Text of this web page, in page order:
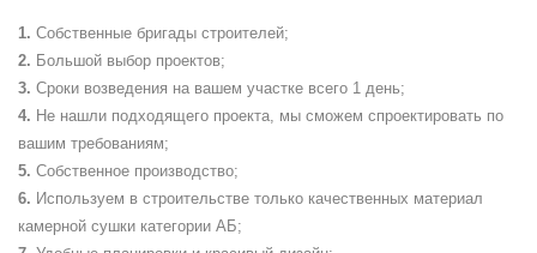
Собственные бригады строителей;
Большой выбор проектов;
Сроки возведения на вашем участке всего 1 день;
Не нашли подходящего проекта, мы сможем спроектировать по
вашим требованиям;
Собственное производство;
Используем в строительстве только качественных материал
камерной сушки категории АБ;